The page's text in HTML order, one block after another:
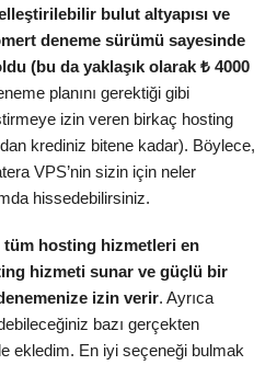
bulut altyapısı ve
deneme sürümü sayesinde
(bu da yaklaşık olarak ₺ 4000
planını gerektiği gibi
izin veren birkaç hosting
krediniz bitene kadar). Böylece,
VPS’nin sizin için neler
hissedebilirsiniz.
tüm hosting hizmetleri en
hizmeti sunar ve güçlü bir
izin verir. Ayrıca
bazı gerçekten
ekledim. En iyi seçeneği bulmak